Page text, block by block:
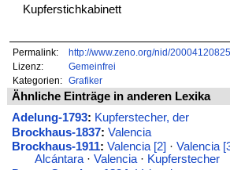
Kupferstichkabinett
Permalink:
http://www.zeno.org/nid/20004120825
Lizenz:
Gemeinfrei
Kategorien:
Grafiker
Ähnliche Einträge in anderen Lexika
Adelung-1793: Kupferstecher, der
Brockhaus-1837: Valencia
Brockhaus-1911: Valencia [2] · Valencia
Alcántara· Valencia· Kupferstecher